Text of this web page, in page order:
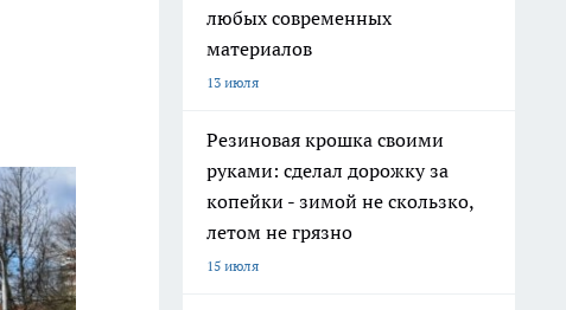
любых современных
материалов
13 июля
Резиновая крошка своими
руками: сделал дорожку за
копейки - зимой не скользко,
летом не грязно
15 июля